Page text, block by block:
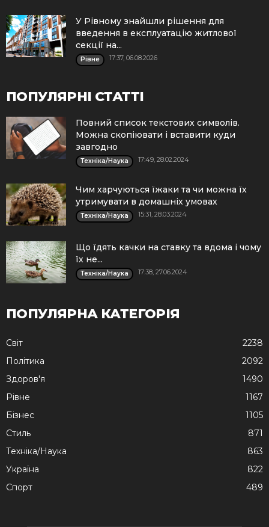
У Рівному знайшли рішення для
введення в експлуатацію житлової
секції на...
Рівне 17:37, 06.08.2026
ПОПУЛЯРНІ СТАТТІ
Повний список текстових символів.
Можна скопіювати і вставити куди
завгодно
Техніка/Наука 17:49, 28.02.2024
Чим харчуються їжаки та чи можна їх
утримувати в домашніх умовах
Техніка/Наука 15:31, 28.03.2024
Що їдять качки на ставку та вдома і чому
їх не...
Техніка/Наука 17:38, 27.06.2024
ПОПУЛЯРНА КАТЕГОРІЯ
Cвіт
2238
Політика
2092
Здоров'я
1490
Рівне
1167
Бізнес
1105
Стиль
871
Техніка/Наука
863
Україна
822
Спорт
489